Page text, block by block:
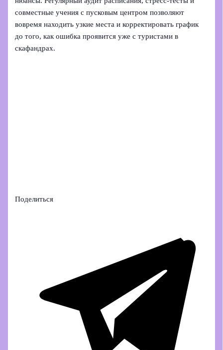
совместные учения с пусковым центром позволяют
вовремя находить узкие места и корректировать график
до того, как ошибка проявится уже с туристами в
скафандрах.
Поделиться